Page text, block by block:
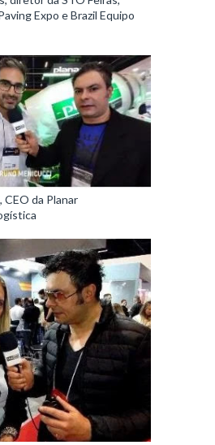
Expo e Brazil Equipo
da Planar